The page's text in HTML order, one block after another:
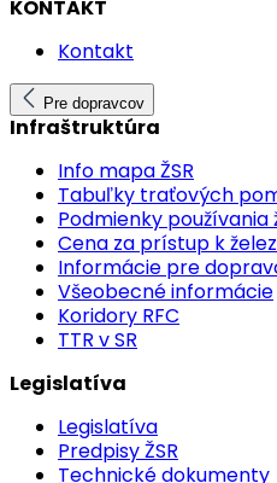
KONTAKT
Kontakt
Pre dopravcov
Infraštruktúra
Info mapa ŽSR
Tabuľky traťových
Podmienky používania
Cena za prístup k
Informácie pre
Všeobecné informácie
Koridory RFC
TTR v SR
Legislatíva
Legislatíva
Predpisy ŽSR
Technické dokumenty